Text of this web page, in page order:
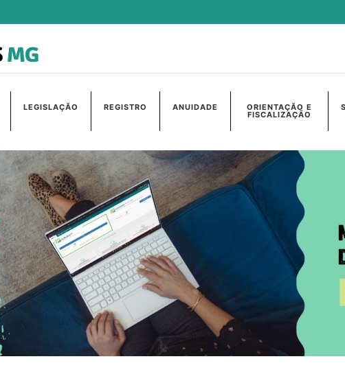
LEGISLAÇÃO REGISTRO ANUIDADE ORIENTAÇÃO E
FISCALIZAÇÃO